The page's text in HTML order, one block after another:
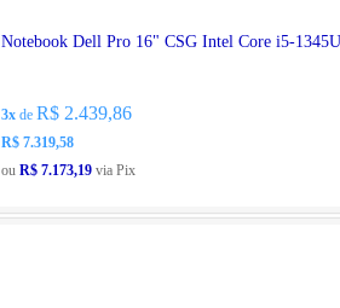
Notebook Dell Pro 16" CSG Intel Core i5-
3x deR$ 2.439,86
R$ 7.319,58
ouR$ 7.173,19 via Pix